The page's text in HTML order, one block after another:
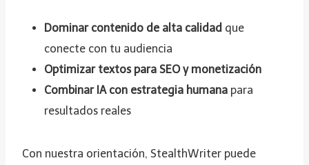
Dominar contenido de alta calidad que
conecte con tu audiencia
Optimizar textos para SEO y monetización
Combinar IA con estrategia humana para
resultados reales
Con nuestra orientación, StealthWriter puede